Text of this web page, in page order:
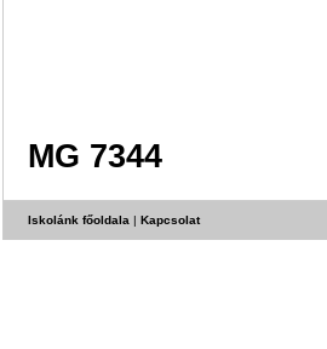
MG 7344
Iskolánk főoldala | Kapcsolat